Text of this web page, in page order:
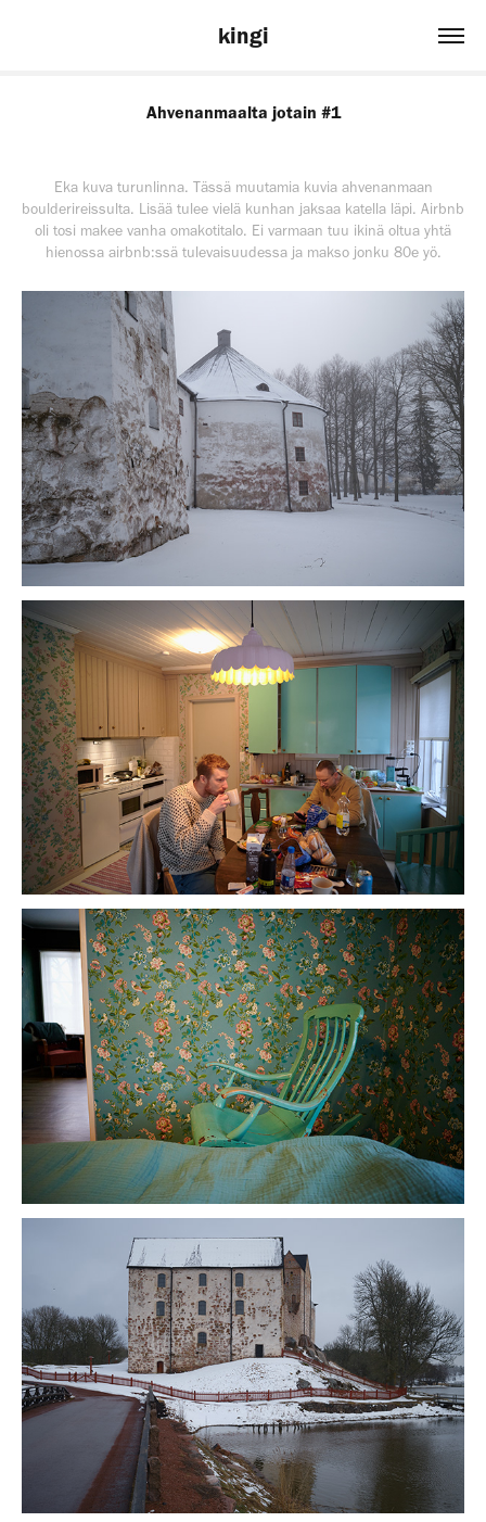
kingi
Ahvenanmaalta jotain #1
Eka kuva turunlinna. Tässä muutamia kuvia ahvenanmaan
boulderireissulta. Lisää tulee vielä kunhan jaksaa katella läpi. Airbnb
oli tosi makee vanha omakotitalo. Ei varmaan tuu ikinä oltua yhtä
hienossa airbnb:ssä tulevaisuudessa ja makso jonku 80e yö.